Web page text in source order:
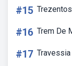
#15
#16 Trem De
#17